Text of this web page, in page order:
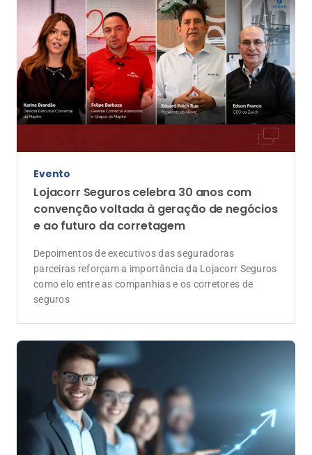
Evento
Lojacorr Seguros celebra 30 anos com
convenção voltada à geração de negócios
e ao futuro da corretagem
Depoimentos de executivos das seguradoras
parceiras reforçam a importância da Lojacorr Seguros
como elo entre as companhias e os corretores de
seguros